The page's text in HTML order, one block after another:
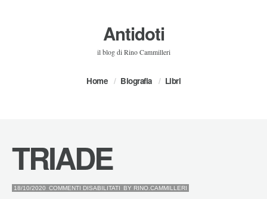
Antidoti
il blog di Rino Cammilleri
Home Biografia Libri
TRIADE
18/10/2020 COMMENTI DISABILITATI SU
BY RINO.CAMMILLERI